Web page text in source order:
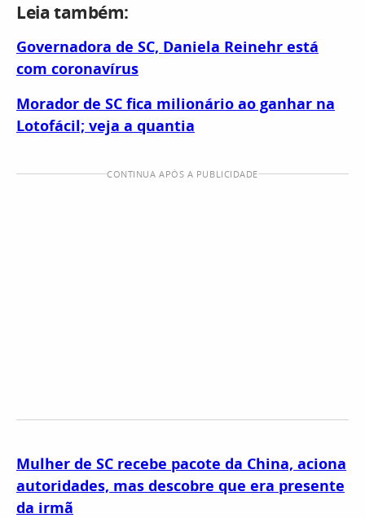
Leia também:
Governadora de SC, Daniela Reinehr está
com coronavírus
Morador de SC fica milionário ao ganhar na
Lotofácil; veja a quantia
CONTINUA APÓS A PUBLICIDADE
Mulher de SC recebe pacote da China, aciona
autoridades, mas descobre que era presente
da irmã